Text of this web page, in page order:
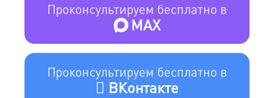
Проконсультируем бесплатно в
MAX
Проконсультируем бесплатно в
ВКонтакте